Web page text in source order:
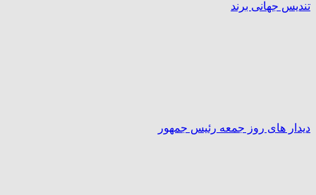
تندیس جهانی برند
دیدار های روز جمعه رئیس جمهور